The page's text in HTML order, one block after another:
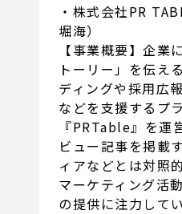
・株式会社PR
堀海）
【事業概要】企業
トーリー」を伝え
ディングや採用広
などを支援するプ
『PRTable』を運
ビュー記事を掲載
ィアなどとは対照
マーケティング活
の提供に注力してい